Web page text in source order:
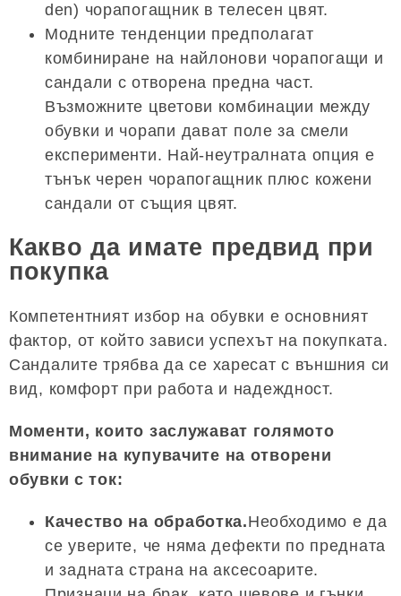
den) чорапогащник в телесен цвят.
Модните тенденции предполагат
комбиниране на найлонови чорапогащи и
сандали с отворена предна част.
Възможните цветови комбинации между
обувки и чорапи дават поле за смели
експерименти. Най-неутралната опция е
тънък черен чорапогащник плюс кожени
сандали от същия цвят.
Какво да имате предвид при
покупка
Компетентният избор на обувки е основният
фактор, от който зависи успехът на покупката.
Сандалите трябва да се харесат с външния си
вид, комфорт при работа и надеждност.
Моменти, които заслужават голямото
внимание на купувачите на отворени
обувки с ток:
Качество на обработка.Необходимо е да
се уверите, че няма дефекти по предната
и задната страна на аксесоарите.